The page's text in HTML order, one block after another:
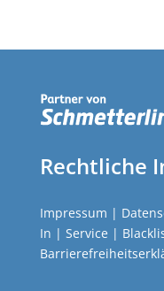
Rechtliche
Impressum |
In | Service |